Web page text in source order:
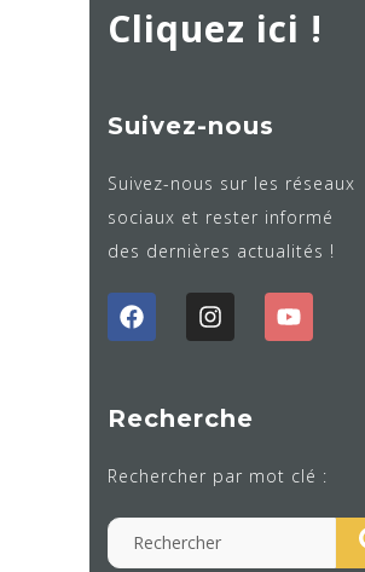
Cliquez ici !
Suivez-nous
Suivez-nous sur les réseaux
sociaux et rester informé
des dernières actualités !
Recherche
Rechercher par mot clé :